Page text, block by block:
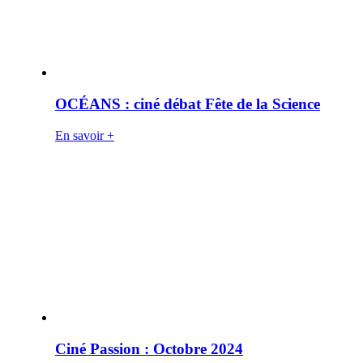
OCÉANS : ciné débat Fête de la Science
En savoir +
Ciné Passion : Octobre 2024